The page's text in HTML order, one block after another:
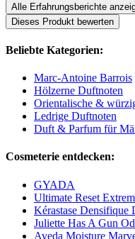
Alle Erfahrungsberichte
Dieses Produkt bewerten
Beliebte Kategorien:
Marc-Antoine Barrois
Hölzerne Duftnoten
Orientalische &
Ledrige Duftnoten
Duft & Parfum für
Cosmeterie entdecken:
GYADA
Ultimate Reset
Kérastase Densifique
Juliette Has A Gun
Aveda Moisture